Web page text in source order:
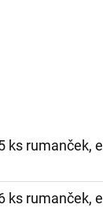
ks rumanček,
ks rumanček,